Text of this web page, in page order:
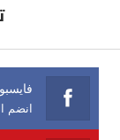
انضم